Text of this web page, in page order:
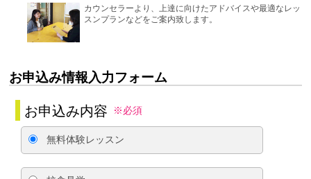
カウンセラーより、上達に向けたアドバイスや最適なレッ
スンプランなどをご案内致します。
お申込み情報入力フォーム
お申込み内容 ※必須
無料体験レッスン